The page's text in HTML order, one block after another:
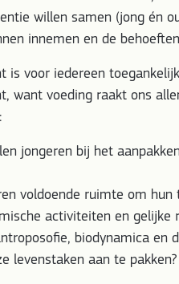
willen samen (jong én
innemen en de
is voor iedereen
want voeding raakt ons
jongeren bij het
voldoende ruimte om
activiteiten en gelijke
biodynamica en
levenstaken aan te pakken?